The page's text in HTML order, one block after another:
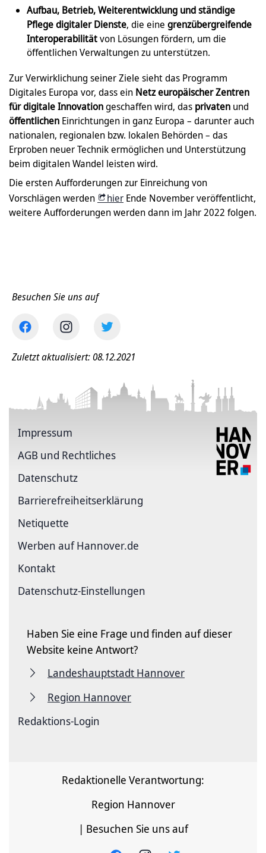
Aufbau, Betrieb, Weiterentwicklung und ständige
Pflege digitaler Dienste, die eine grenzübergreifende
Interoperabilitätvon Lösungen fördern, um die
öffentlichen Verwaltungen zu unterstützen.
Zur Verwirklichung seiner Ziele sieht das Programm
Digitales Europa vor, dass ein Netz europäischer Zentren
für digitale Innovationgeschaffen wird, das privaten und
öffentlichen Einrichtungen in ganz Europa – darunter auch
nationalen, regionalen bzw. lokalen Behörden – das
Erproben neuer Technik ermöglichen und Unterstützung
beim digitalen Wandel leisten wird.
Die ersten Aufforderungen zur Einreichung von
Vorschlägen werden
hier Ende November veröffentlicht,
weitere Aufforderungen werden dann im Jahr 2022 folgen.
Besuchen Sie uns auf
Zuletzt aktualisiert: 08.12.2021
Impressum
AGB und Rechtliches
Datenschutz
Barriere­freiheits­erklärung
Netiquette
Werben auf Hannover.de
Kontakt
Datenschutz-Einstellungen
Haben Sie eine Frage und finden auf dieser
Website keine Antwort?
Landeshauptstadt Hannover
Region Hannover
Redaktions-Login
Redaktionelle Verantwortung:
Region Hannover
| Besuchen Sie uns auf